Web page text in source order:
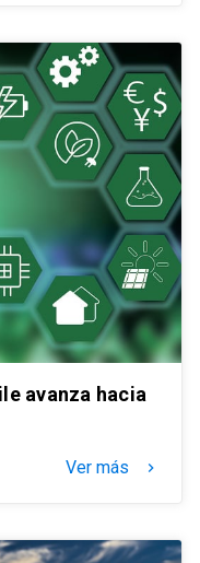
avanza hacia
Ver más keyboard_arrow_right